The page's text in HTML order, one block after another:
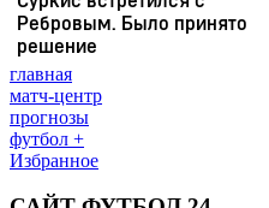
главная
матч-центр
прогнозы
футбол +
Избранное